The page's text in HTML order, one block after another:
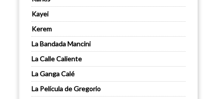
Kayei
Kerem
La Bandada Mancini
La Calle Caliente
La Ganga Calé
La Película de Gregorio